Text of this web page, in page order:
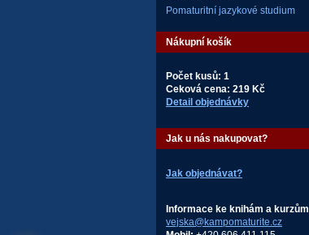
Pomaturitní jazykové studium
Nákupní košík
Počet kusů: 1
Ceková cena: 219 Kč
Detail objednávky
Jak u nás nakupovat?
Jak objednávat?
Informace ke knihám a kurzům
vejska@kampomaturite.cz